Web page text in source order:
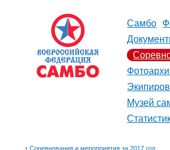
Самбо
Музей
↑ Соревнования и мероприятия за 2017 год